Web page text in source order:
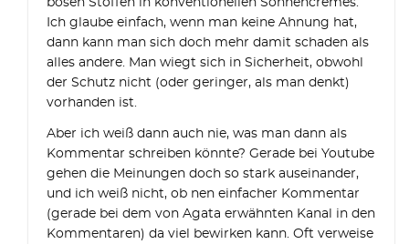
bösen Stoffen in konventionellen Sonnencremes.
Ich glaube einfach, wenn man keine Ahnung hat,
dann kann man sich doch mehr damit schaden als
alles andere. Man wiegt sich in Sicherheit, obwohl
der Schutz nicht (oder geringer, als man denkt)
vorhanden ist.
Aber ich weiß dann auch nie, was man dann als
Kommentar schreiben könnte? Gerade bei Youtube
gehen die Meinungen doch so stark auseinander,
und ich weiß nicht, ob nen einfacher Kommentar
(gerade bei dem von Agata erwähnten Kanal in den
Kommentaren) da viel bewirken kann. Oft verweise